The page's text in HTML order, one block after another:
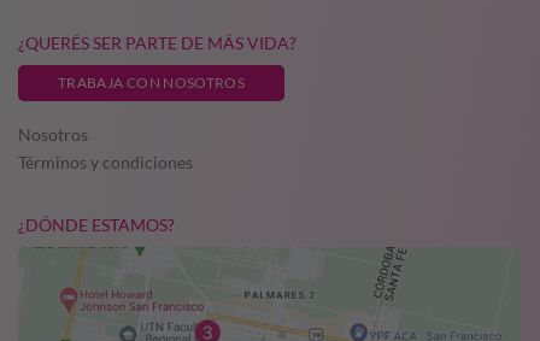
¿QUERÉS SER PARTE DE MÁS VIDA?
TRABAJA CON NOSOTROS
Nosotros
Términos y condiciones
¿DÓNDE ESTAMOS?